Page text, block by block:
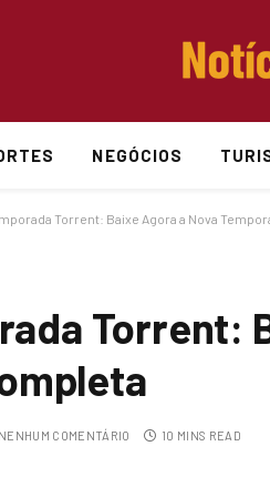
NEGÓCIOS
Torrent: Baixe Agora a Nova
Torrent:
NENHUM COMENTÁRIO 10 MINS READ